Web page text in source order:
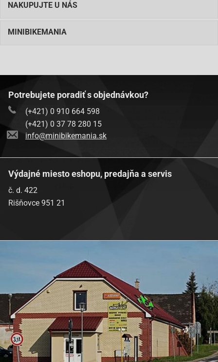
NAKUPUJTE U NÁS
MINIBIKEMANIA
Potrebujete poradiť s objednávkou?
(+421) 0 910 664 598
(+421) 0 37 78 280 15
info@minibikemania.sk
Výdajné miesto eshopu, predajňa a servis
č. d. 422
Rišňovce 951 21